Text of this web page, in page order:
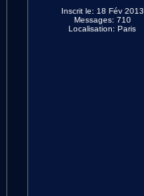
Inscrit le: 18 Fév 2013
Messages: 710
Localisation: Paris